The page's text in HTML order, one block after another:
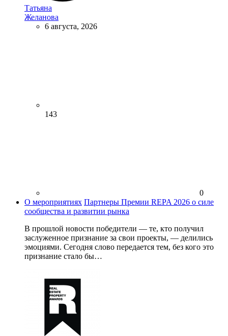
Татьяна
Желанова
6 августа, 2026
143
0
О мероприятиях Партнеры Премии REPA 2026 о силе
сообщества и развитии рынка
В прошлой новости победители — те, кто получил
заслуженное признание за свои проекты, — делились
эмоциями. Сегодня слово передается тем, без кого это
признание стало бы…